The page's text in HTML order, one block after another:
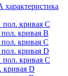
кривая C
кривая B
кривая C
кривая D
кривая C
D